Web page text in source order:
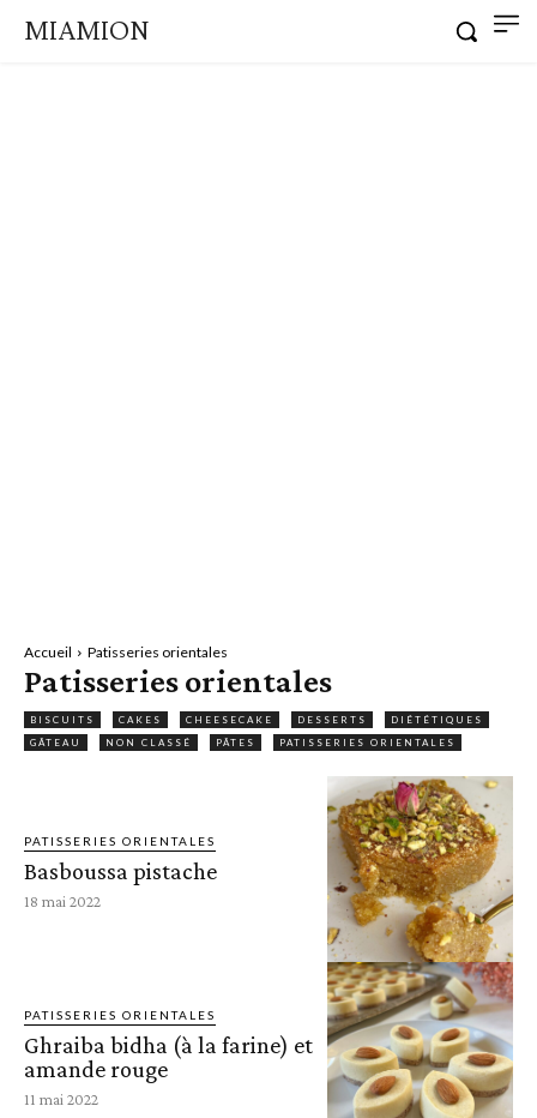
MIAMION
Accueil Patisseries orientales
Patisseries orientales
BISCUITS CAKES CHEESECAKE DESSERTS
DIÉTÉTIQUES
GÂTEAU
NON CLASSÉ PÂTES PATISSERIES ORIENTALES
PATISSERIES ORIENTALES
Basboussa pistache
18 mai 2022
PATISSERIES ORIENTALES
Ghraiba bidha (à la farine) et
amande rouge
11 mai 2022